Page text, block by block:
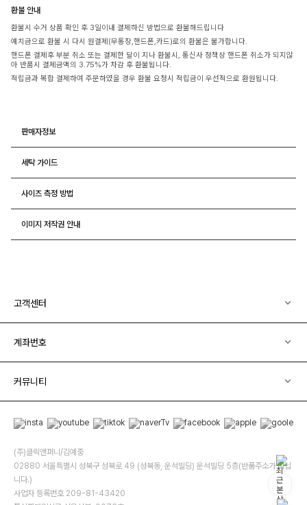
환불 안내
환불시 수거 상품 확인 후 3일이내 결제하신 방법으로 환불해드립니다
예치금으로 환불 시 다시 원결제(무통장,핸드폰,카드)로의 환불은 불가합니다.
핸드폰 결제후 부분 취소 또는 결제한 달이 지나 환불시, 통신사 정책상 핸드폰 취소가 되지않
아 반품시 결제금액의 3.75%가 차감 후 환불됩니다.
적립금과 복합 결제하여 주문하였을 경우 환불 요청시 적립금이 우선적으로 환원됩니다.
판매자정보
세탁 가이드
사이즈 측정 방법
이미지 저작권 안내
고객센터
계좌번호
커뮤니티
(주)클릭앤퍼니/김예중
02880 서울특별시 성북구 성북로 49 (성북동, 운석빌딩) 운석빌딩 5층(반품주소가 아닙
니다.)
사업자 등록번호 209-81-43420